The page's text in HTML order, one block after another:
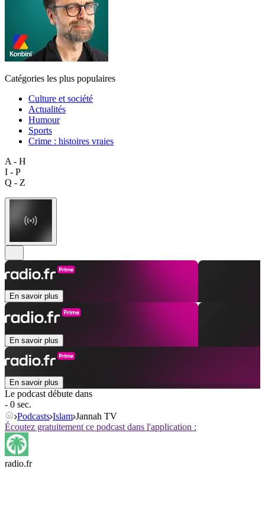
Catégories les plus populaires
Culture et société
Actualités
Humour
Sports
Crime : histoires vraies
A - H
I - P
Q - Z
En savoir plus
En savoir plus
En savoir plus
Le podcast débute dans
- 0 sec.
Podcasts Islam Jannah TV
Écoutez gratuitement ce podcast dans l'application :
radio.fr